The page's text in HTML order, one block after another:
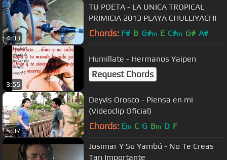
4:03
TU POETA - LA UNICA TROPICAL
PRIMICIA 2013 PLAYA CHULLIYACHI
Chords: F# B G#m E C#m G# A#
3:55
Humillate - Hermanos Yaipen
Request Chords
5:07
Deyvis Orosco - Piensa en mi
(Videoclip Oficial)
Chords: Em C G Bm D F
Josimar Y Su Yambú - No Te Creas
Tan Importante